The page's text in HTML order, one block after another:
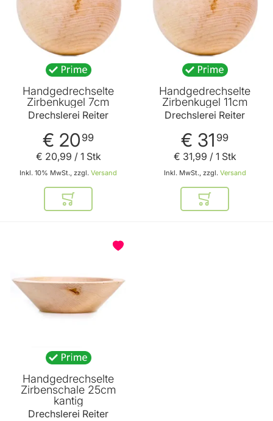
Handgedrechselte
Zirbenkugel 7cm
Drechslerei Reiter
€ 20 99
Inkl. 10% MwSt., zzgl. Versand
€ 20,99 / 1 Stk
In den Warenkorb
Handgedrechselte
Zirbenkugel 11cm
Drechslerei Reiter
€ 31 99
Inkl. MwSt., zzgl. Versand
€ 31,99 / 1 Stk
In den
Handgedrechselte
Zirbenschale 25cm
kantig
Drechslerei Reiter